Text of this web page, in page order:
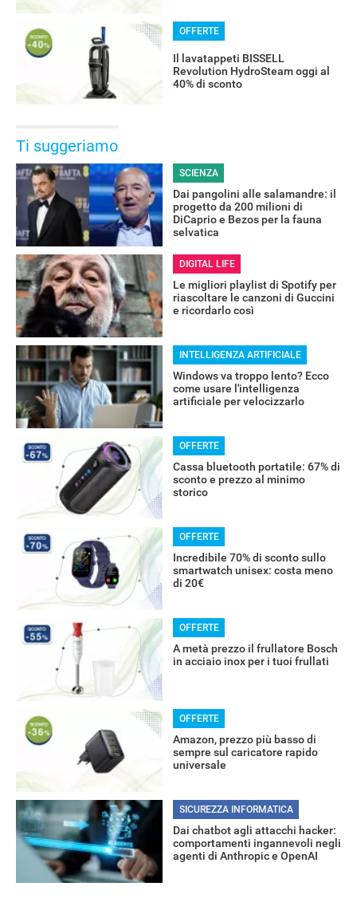
RECENSIONI
OFFERTE
Il lavatappeti BISSELL
Revolution HydroSteam oggi al
40% di sconto
Ti suggeriamo
SCIENZA
Dai pangolini alle salamandre: il
progetto da 200 milioni di
DiCaprio e Bezos per la fauna
selvatica
DIGITAL LIFE
Le migliori playlist di Spotify per
riascoltare le canzoni di Guccini
e ricordarlo così
INTELLIGENZA ARTIFICIALE
Windows va troppo lento? Ecco
come usare l'intelligenza
artificiale per velocizzarlo
OFFERTE
Cassa bluetooth portatile: 67% di
sconto e prezzo al minimo
storico
OFFERTE
Incredibile 70% di sconto sullo
smartwatch unisex: costa meno
di 20€
OFFERTE
A metà prezzo il frullatore Bosch
in acciaio inox per i tuoi frullati
OFFERTE
Amazon, prezzo più basso di
sempre sul caricatore rapido
universale
SICUREZZA INFORMATICA
Dai chatbot agli attacchi hacker:
comportamenti ingannevoli negli
agenti di Anthropic e OpenAI